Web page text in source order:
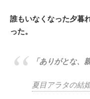
誰もいなくなった夕暮
った。
「ありがとな、
夏目アラタの